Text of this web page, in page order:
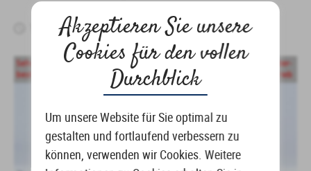
Akzeptieren Sie unsere
Cookies für den vollen
Durchblick
Um unsere Website für Sie optimal zu
gestalten und fortlaufend verbessern zu
können, verwenden wir Cookies. Weitere
14. Januar 2023